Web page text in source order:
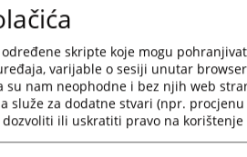
linkovi
za korištenje
stranice
privatnosti
skripte koje mogu
varijable o sesiji unutar
su nam neophodne i bez njih web
služe za dodatne stvari (npr.
dozvoliti ili uskratiti pravo na